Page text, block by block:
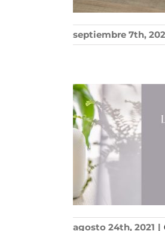
septiembre 7th,
agosto 24th, 2021 |